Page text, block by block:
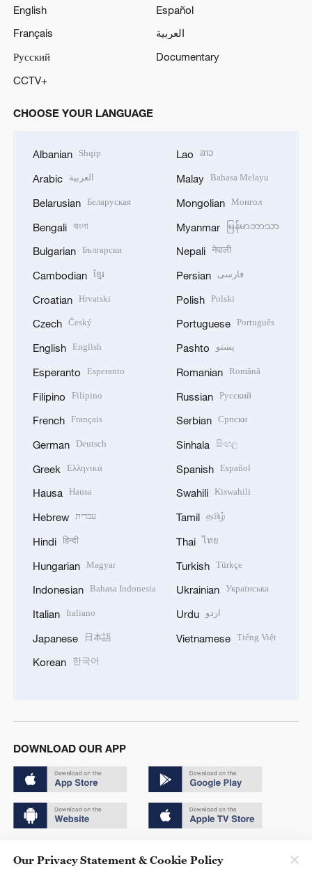
English
Español
Français
العربية
Русский
Documentary
CCTV+
CHOOSE YOUR LANGUAGE
Albanian Shqip
Arabic العربية
Belarusian Беларуская
Bengali বাংলা
Bulgarian Български
Cambodian ខ្មែរ
Croatian Hrvatski
Czech Český
English English
Esperanto Esperanto
Filipino Filipino
French Français
German Deutsch
Greek Ελληνικά
Hausa Hausa
Hebrew עברית
Hindi हिन्दी
Hungarian Magyar
Indonesian Bahasa Indonesia
Italian Italiano
Japanese 日本語
Korean 한국어
Lao ລາວ
Malay Bahasa Melayu
Mongolian Монгол
Myanmar မြန်မာဘာသာ
Nepali नेपाली
Persian فارسی
Polish Polski
Portuguese Português
Pashto پښتو
Romanian Română
Russian Русский
Serbian Српски
Sinhala සිංහල
Spanish Español
Swahili Kiswahili
Tamil தமிழ்
Thai ไทย
Turkish Türkçe
Ukrainian Українська
Urdu اردو
Vietnamese Tiếng Việt
DOWNLOAD OUR APP
Our Privacy Statement & Cookie Policy